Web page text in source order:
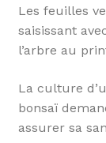
Les feuilles
saisissant
l’arbre au
La culture
bonsaï
assurer sa